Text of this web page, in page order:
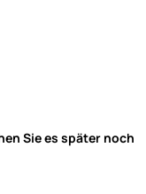
Sie es später noch